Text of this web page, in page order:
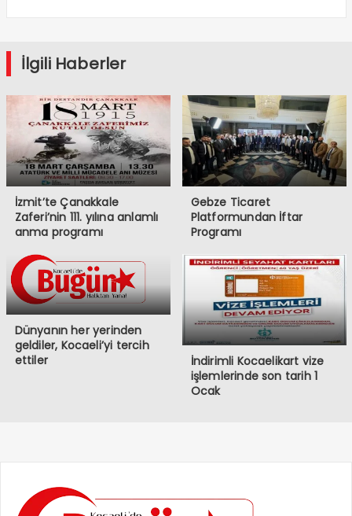
İlgili Haberler
İzmit’te Çanakkale
Zaferi’nin 111. yılına anlamlı
anma programı
Gebze Ticaret
Platformundan İftar
Programı
Dünyanın her yerinden
geldiler, Kocaeli’yi tercih
ettiler
İndirimli Kocaelikart vize
işlemlerinde son tarih 1
Ocak